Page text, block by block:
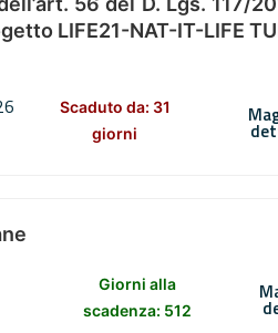
LIFE21-NAT-IT-LIFE
Scaduto da: 31
giorni
Giorni alla
scadenza: 512